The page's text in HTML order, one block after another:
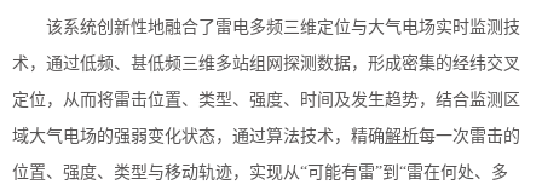
该系统创新性地融合了雷电多频三维定位与大气电场实时监测技
术，通过低频、甚低频三维多站组网探测数据，形成密集的经纬交叉
定位，从而将雷击位置、类型、强度、时间及发生趋势，结合监测区
域大气电场的强弱变化状态，通过算法技术，精确解析每一次雷击的
位置、强度、类型与移动轨迹，实现从“可能有雷”到“雷在何处、多